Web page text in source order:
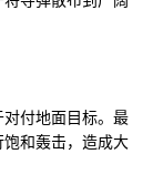
付地面目标。最
和轰击，造成大